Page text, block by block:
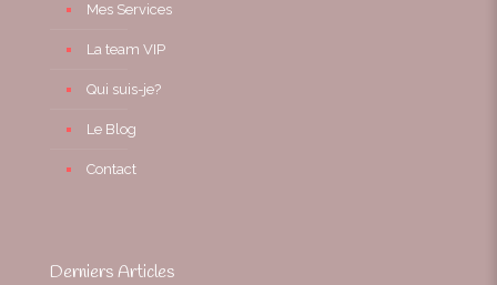
Mes Services
La team VIP
Qui suis-je?
Le Blog
Contact
Derniers Articles